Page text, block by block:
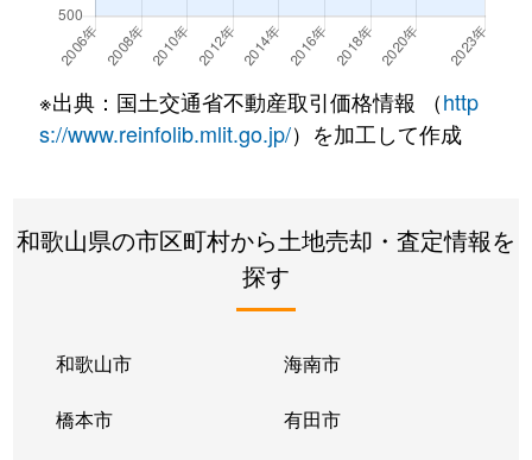
※出典：国土交通省不動産取引価格情報 （http
s://www.reinfolib.mlit.go.jp/）を加工して作成
和歌山県の市区町村から土地売却・査定情報を
探す
和歌山市 海南市
橋本市 有田市